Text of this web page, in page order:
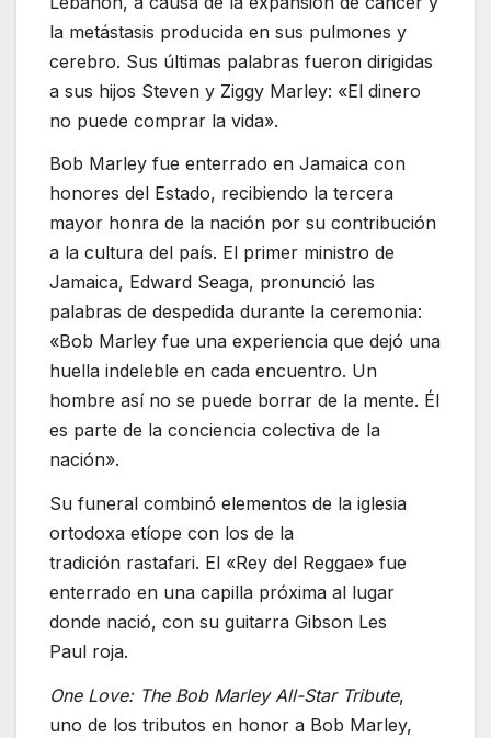
la metástasis producida en sus pulmones y
cerebro. Sus últimas palabras fueron dirigidas
a sus hijos Steven y Ziggy Marley: «El dinero
no puede comprar la vida».
Bob Marley fue enterrado en Jamaica con
honores del Estado, recibiendo la tercera
mayor honra de la nación por su contribución
a la cultura del país. El primer ministro de
Jamaica, Edward Seaga, pronunció las
palabras de despedida durante la ceremonia:
«Bob Marley fue una experiencia que dejó una
huella indeleble en cada encuentro. Un
hombre así no se puede borrar de la mente. Él
es parte de la conciencia colectiva de la
nación».
Su funeral combinó elementos de la iglesia
ortodoxa etíope con los de la
tradición rastafari. El «Rey del Reggae» fue
enterrado en una capilla próxima al lugar
donde nació, con su guitarra Gibson Les
Paul roja.
One Love: The Bob Marley All-Star Tribute,
uno de los tributos en honor a Bob Marley,